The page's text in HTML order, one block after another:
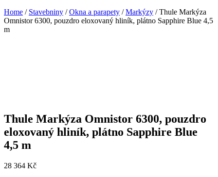
Home / Stavebniny /Okna a parapety /Markýzy / Thule Markýza
Omnistor 6300, pouzdro eloxovaný hliník, plátno Sapphire Blue 4,5
m
Thule Markýza Omnistor 6300, pouzdro
eloxovaný hliník, plátno Sapphire Blue
4,5 m
28 364 Kč